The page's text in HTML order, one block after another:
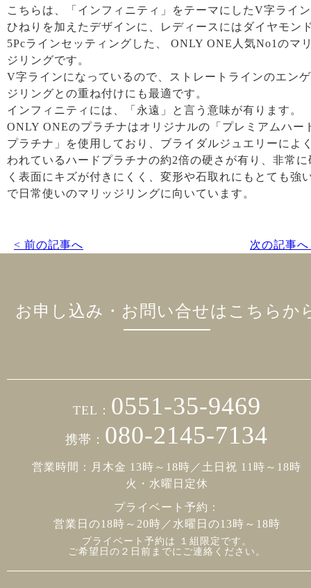
こちらは、「インフィニティ」をテーマにしたV字ライ
ひねりを加えたデザインに、レディースにはダイヤモン
5Pcラインセッティングした、 ONLY ONE人気No1のマ
ジリングです。
V字ラインになっているので、ストレートラインのエン
ジリングとの重ね付けにも最適です。
インフィニティには、「永遠」と言う意味が有ります。
ONLY ONEのプラチナはオリジナルの「プレミアムハー
プラチナ」を使用しており、ブライダルジュエリーによ
われているハードプラチナの約2倍の硬さが有り、非常に
く表面にキズが付きにくく、変形や石取れにもとても強
で日常使いのマリッジリングに向いています。
< 前の記事へ 次の記事
お申し込み・お問い合せはこちらか
TEL： 0551-35-9469
携帯： 080-2145-7134
営業時間：月木金 13時～18時／土日祝 11時～18時
火・水曜日定休
プライベート予約：
営業日の18時～20時／水曜日の13時～18時
プライベート予約は １組限定です。
ご希望日の２日前までにご連絡ください。